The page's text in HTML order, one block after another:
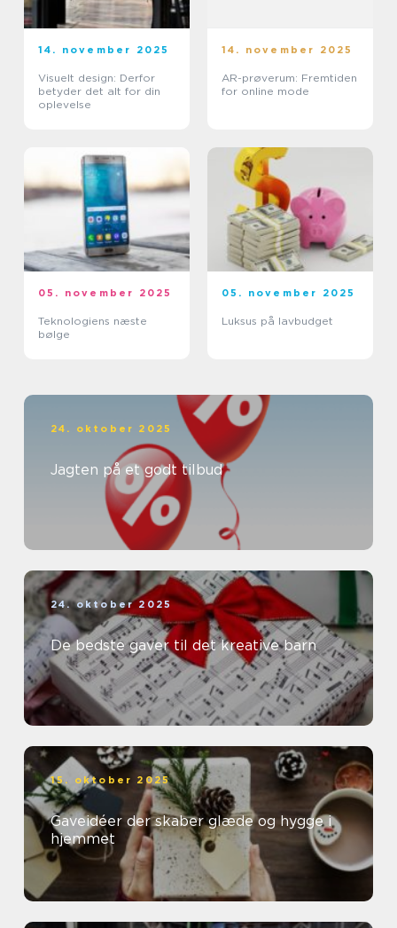
14. november 2025
Visuelt design: Derfor
betyder det alt for din
oplevelse
14. november 2025
AR-prøverum: Fremtiden
for online mode
05. november 2025
Teknologiens næste
bølge
05. november 2025
Luksus på lavbudget
24. oktober 2025
Jagten på et godt tilbud
24. oktober 2025
De bedste gaver til det kreative barn
15. oktober 2025
Gaveidéer der skaber glæde og hygge i
hjemmet